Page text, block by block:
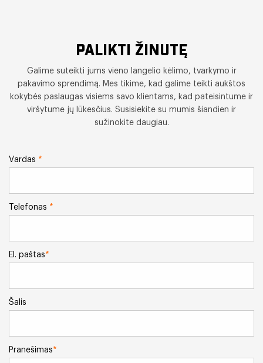
PALIKTI ŽINUTĘ
Galime suteikti jums vieno langelio kėlimo, tvarkymo ir
pakavimo sprendimą. Mes tikime, kad galime teikti aukštos
kokybės paslaugas visiems savo klientams, kad pateisintume ir
viršytume jų lūkesčius. Susisiekite su mumis šiandien ir
sužinokite daugiau.
Vardas *
Telefonas *
El. paštas*
Šalis
Pranešimas*